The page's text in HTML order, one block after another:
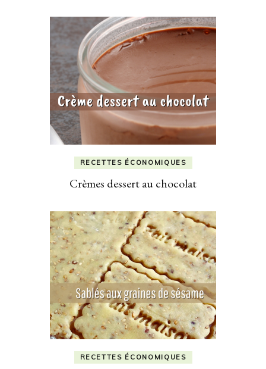
RECETTES ÉCONOMIQUES
Crèmes dessert au chocolat
RECETTES ÉCONOMIQUES